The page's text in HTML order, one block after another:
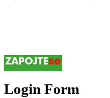
Login Form